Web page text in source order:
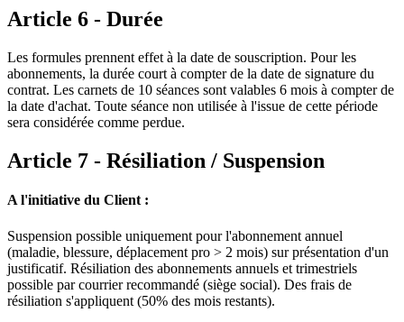
Article 6 - Durée
Les formules prennent effet à la date de souscription. Pour les
abonnements, la durée court à compter de la date de signature du
contrat. Les carnets de 10 séances sont valables 6 mois à compter de
la date d'achat. Toute séance non utilisée à l'issue de cette période
sera considérée comme perdue.
Article 7 - Résiliation / Suspension
A l'initiative du Client :
Suspension possible uniquement pour l'abonnement annuel
(maladie, blessure, déplacement pro > 2 mois) sur présentation d'un
justificatif. Résiliation des abonnements annuels et trimestriels
possible par courrier recommandé (siège social). Des frais de
résiliation s'appliquent (50% des mois restants).